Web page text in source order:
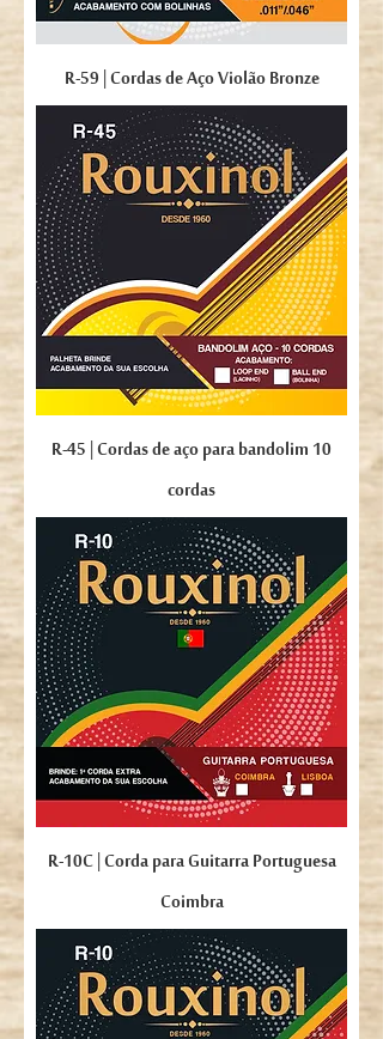
R-59 | Cordas de Aço Violão Bronze
R-45 | Cordas de aço para bandolim 10
cordas
R-10C | Corda para Guitarra Portuguesa
Coimbra